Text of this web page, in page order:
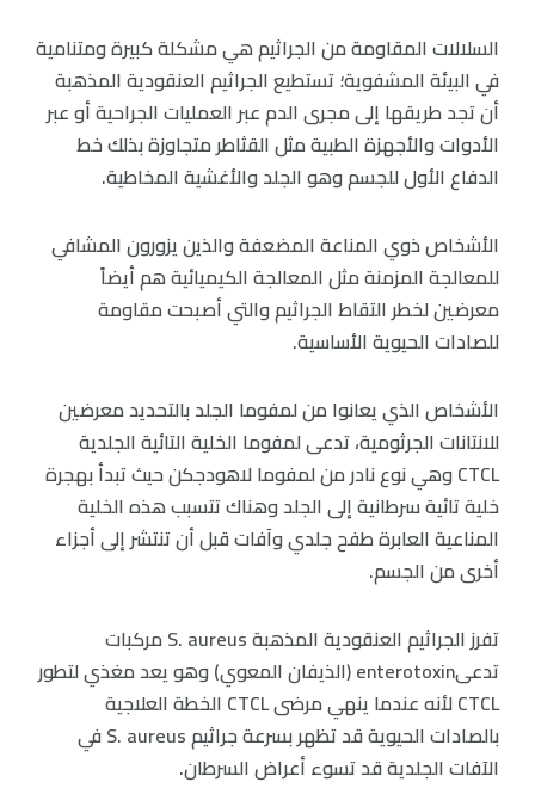
السلالات المقاومة من الجراثيم هي مشكلة كبيرة ومتنامية
في البيئة المشفوية؛ تستطيع الجراثيم العنقودية المذهبة
أن تجد طريقها إلى مجرى الدم عبر العمليات الجراحية أو عبر
الأدوات والأجهزة الطبية مثل القثاطر متجاوزة بذلك خط
الدفاع الأول للجسم وهو الجلد والأغشية المخاطية.
الأشخاص ذوي المناعة المضعفة والذين يزورون المشافي
للمعالجة المزمنة مثل المعالجة الكيميائية هم أيضاً
معرضين لخطر التقاط الجراثيم والتي أصبحت مقاومة
للصادات الحيوية الأساسية.
الأشخاص الذي يعانوا من لمفوما الجلد بالتحديد معرضين
للانتانات الجرثومية، تدعى لمفوما الخلية التائية الجلدية
CTCL وهي نوع نادر من لمفوما لاهودجكن حيث تبدأ بهجرة
خلية تائية سرطانية إلى الجلد وهناك تتسبب هذه الخلية
المناعية العابرة طفح جلدي وآفات قبل أن تنتشر إلى أجزاء
أخرى من الجسم.
تفرز الجراثيم العنقودية المذهبة S. aureus مركبات
تدعىenterotoxin (الذيفان المعوي) وهو يعد مغذي لتطور
CTCL لأنه عندما ينهي مرضى CTCL الخطة العلاجية
بالصادات الحيوية قد تظهر بسرعة جراثيم S. aureus في
الآفات الجلدية قد تسوء أعراض السرطان.